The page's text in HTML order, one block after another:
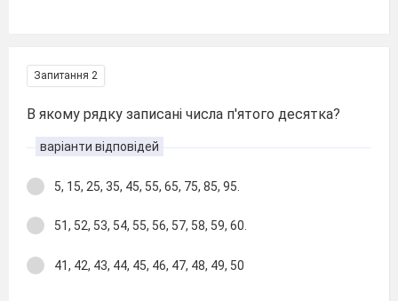
Запитання 2
В якому рядку записані числа п'ятого десятка?
варіанти відповідей
5, 15, 25, 35, 45, 55, 65, 75, 85, 95.
51, 52, 53, 54, 55, 56, 57, 58, 59, 60.
41, 42, 43, 44, 45, 46, 47, 48, 49, 50